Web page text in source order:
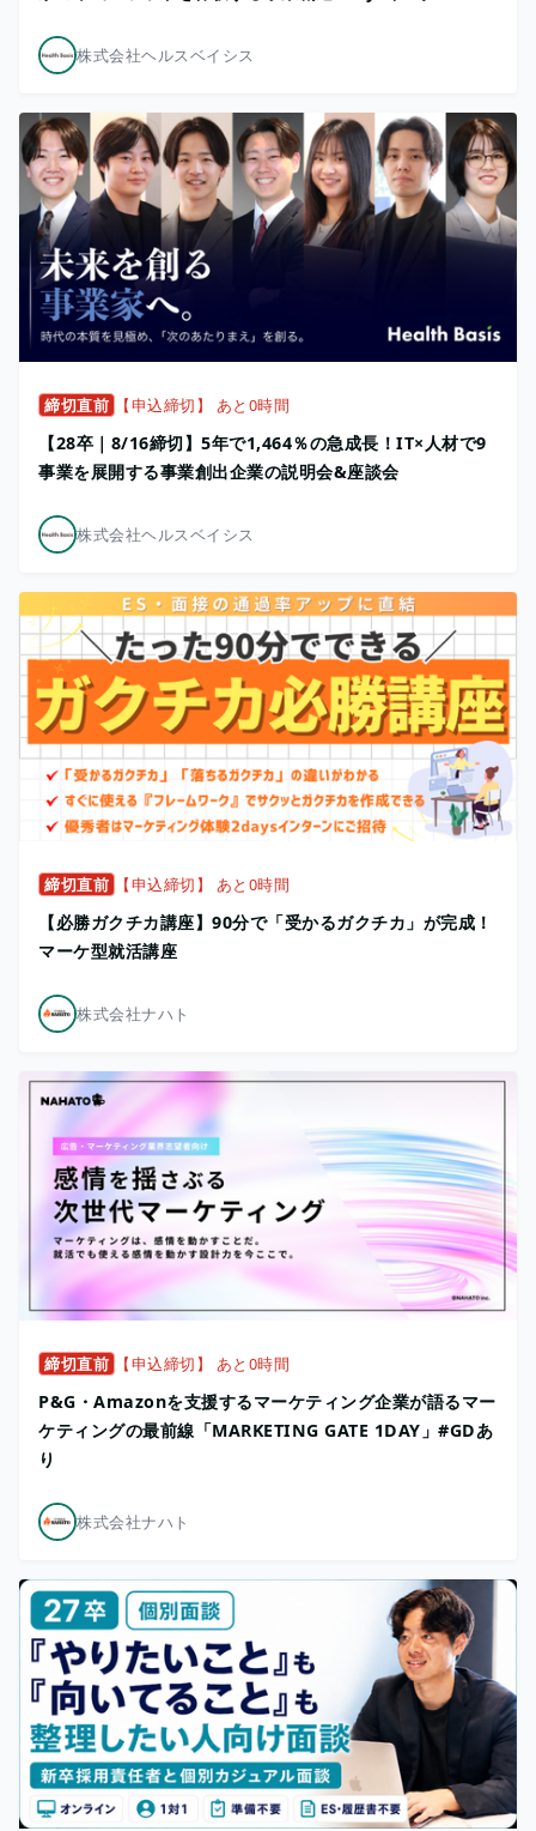
株式会社ヘルスベイシス
締切直前 【申込締切】 あと0時間
【28卒｜8/16締切】5年で1,464％の急成長！IT×人材で9
事業を展開する事業創出企業の説明会&座談会
株式会社ヘルスベイシス
締切直前 【申込締切】 あと0時間
【必勝ガクチカ講座】90分で「受かるガクチカ」が完成！
マーケ型就活講座
株式会社ナハト
締切直前 【申込締切】 あと0時間
P&G・Amazonを支援するマーケティング企業が語るマー
ケティングの最前線「MARKETING GATE 1DAY」#GDあ
り
株式会社ナハト